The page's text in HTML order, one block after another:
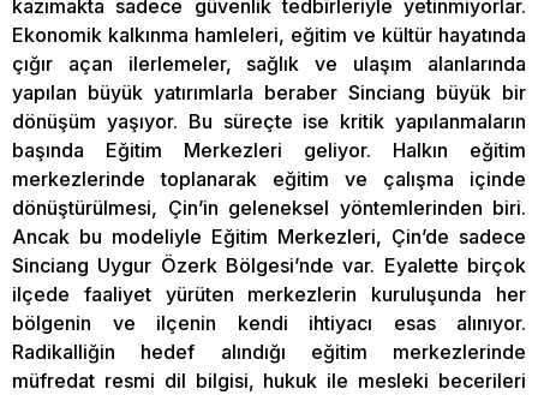
kazımakta sadece güvenlik tedbirleriyle yetinmiyorlar.
Ekonomik kalkınma hamleleri, eğitim ve kültür hayatında
çığır açan ilerlemeler, sağlık ve ulaşım alanlarında
yapılan büyük yatırımlarla beraber Sinciang büyük bir
dönüşüm yaşıyor. Bu süreçte ise kritik yapılanmaların
başında Eğitim Merkezleri geliyor. Halkın eğitim
merkezlerinde toplanarak eğitim ve çalışma içinde
dönüştürülmesi, Çin’in geleneksel yöntemlerinden biri.
Ancak bu modeliyle Eğitim Merkezleri, Çin’de sadece
Sinciang Uygur Özerk Bölgesi’nde var. Eyalette birçok
ilçede faaliyet yürüten merkezlerin kuruluşunda her
bölgenin ve ilçenin kendi ihtiyacı esas alınıyor.
Radikalliğin hedef alındığı eğitim merkezlerinde
müfredat resmi dil bilgisi, hukuk ile mesleki becerileri